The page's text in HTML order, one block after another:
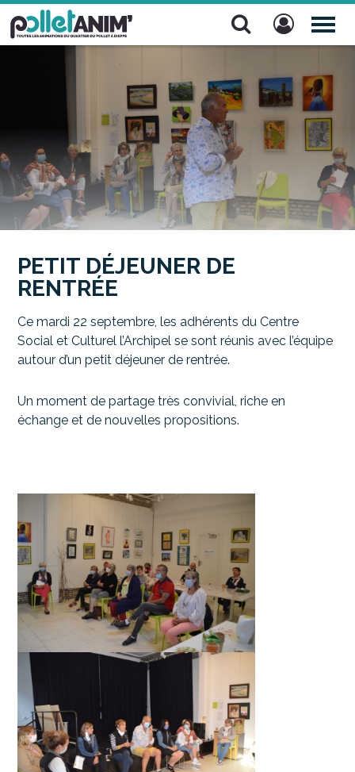
Pollet Anim'
PETIT DÉJEUNER DE
RENTRÉE
Ce mardi 22 septembre, les adhérents du Centre
Social et Culturel l’Archipel se sont réunis avec l’équipe
autour d’un petit déjeuner de rentrée.
Un moment de partage très convivial, riche en
échange et de nouvelles propositions.